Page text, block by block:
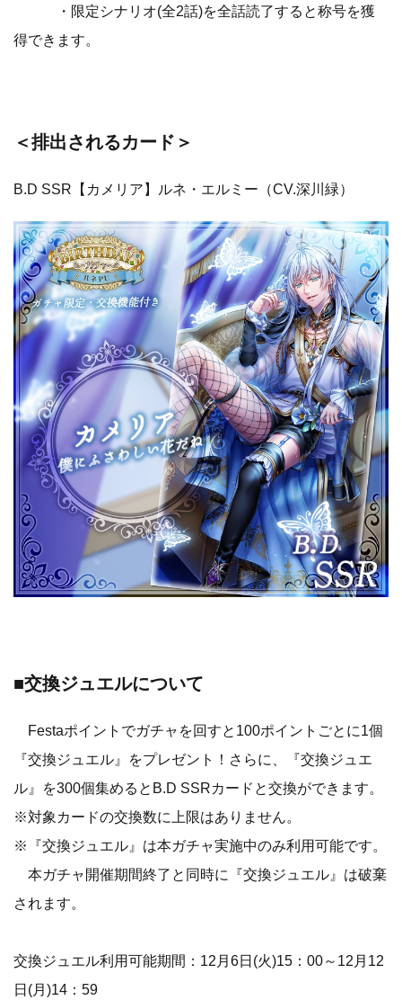
・限定シナリオ(全2話)を全話読了すると称号を獲
得できます。
＜排出されるカード＞
B.D SSR【カメリア】ルネ・エルミー（CV.深川緑）
■交換ジュエルについて
Festaポイントでガチャを回すと100ポイントごとに1個
『交換ジュエル』をプレゼント！さらに、『交換ジュエ
ル』を300個集めるとB.D SSRカードと交換ができます。
※対象カードの交換数に上限はありません。
※『交換ジュエル』は本ガチャ実施中のみ利用可能です。
本ガチャ開催期間終了と同時に『交換ジュエル』は破棄
されます。
交換ジュエル利用可能期間：12月6日(火)15：00～12月12
日(月)14：59